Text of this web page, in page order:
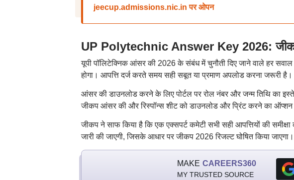
jeecup.admissions.nic.in पर ओपन
UP Polytechnic Answer Key 2026:
यूपी पॉलिटेक्निक आंसर की 2026 के संबंध में चुनौती दिए जाने वाले हर
होगा। आपत्ति दर्ज करते समय सही सबूत या प्रमाण अपलोड करना जरूरी है।
आंसर की डाउनलोड करने के लिए पोर्टल पर रोल नंबर और जन्म तिथि का
जीकप आंसर की और रिस्पॉन्स शीट को डाउनलोड और प्रिंट करने का ऑप्शन
जीकप ने साफ किया है कि एक एक्सपर्ट कमेटी सभी सही आपत्तियों की
जारी की जाएगी, जिसके आधार पर जीकप 2026 रिजल्ट घोषित किया जाएगा।
MAKE CAREERS360
MY TRUSTED SOURCE